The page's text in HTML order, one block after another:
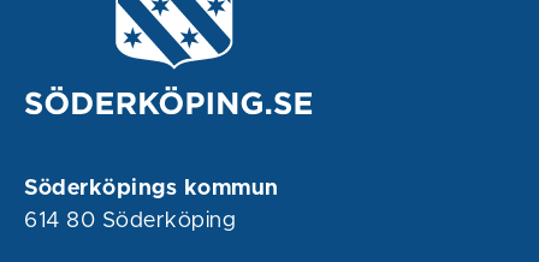
Söderköpings kommun
614 80 Söderköping